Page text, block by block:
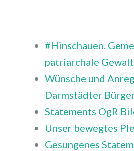
#Hinschauen.
patriarchale
Wünsche und
Darmstädter
Statements OgR
Unser bewegtes
Gesungenes